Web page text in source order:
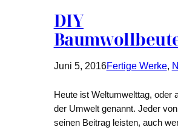
DIY
Juni 5, 2016Fertige Werke,
Heute ist Weltumwelttag, oder
der Umwelt genannt. Jeder
seinen Beitrag leisten, auch